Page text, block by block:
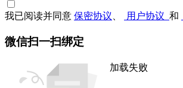
我已阅读并同意 保密协议 用户协议 和
微信扫一扫绑定
加载失败